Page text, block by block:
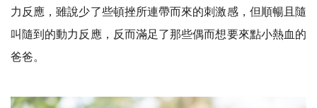
力反應，雖說少了些頓挫所連帶而來的刺激感，但順暢且隨
叫隨到的動力反應，反而滿足了那些偶而想要來點小熱血的
爸爸。